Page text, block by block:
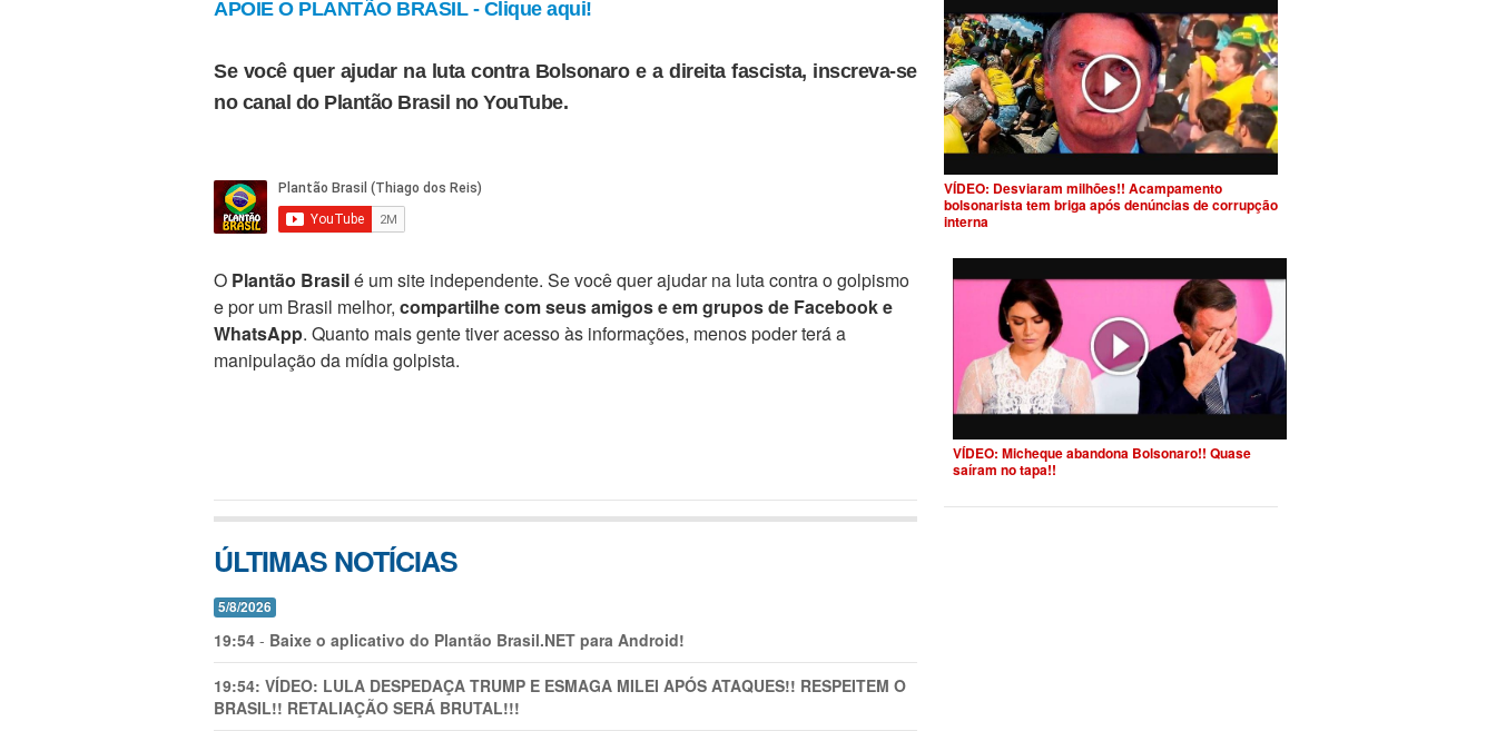
APOIE O PLANTÃO BRASIL - Clique aqui!
Se você quer ajudar na luta contra Bolsonaro e a direita fascista, inscreva-se
no canal do Plantão Brasil no YouTube.
O Plantão Brasilé um site independente. Se você quer ajudar na luta contra o golpismo
e por um Brasil melhor, compartilhe com seus amigos e em grupos de Facebook e
WhatsApp. Quanto mais gente tiver acesso às informações, menos poder terá a
manipulação da mídia golpista.
ÚLTIMAS NOTÍCIAS
5/8/2026
19:54 - Baixe o aplicativo do Plantão Brasil.NET para Android!
19:54: VÍDEO: LULA DESPEDAÇA TRUMP E ESMAGA MILEI APÓS ATAQUES!! RESPEITEM O
BRASIL!! RETALIAÇÃO SERÁ BRUTAL!!!
VÍDEO: Desviaram milhões!! Acampamento
bolsonarista tem briga após denúncias de corrupção
interna
VÍDEO: Micheque abandona Bolsonaro!! Quase
saíram no tapa!!